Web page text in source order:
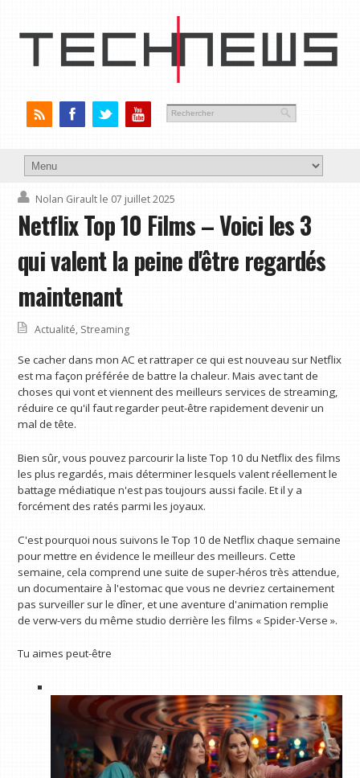
Nolan Girault le 07 juillet 2025
Netflix Top 10 Films – Voici les 3
qui valent la peine d'être regardés
maintenant
Actualité, Streaming
Se cacher dans mon AC et rattraper ce qui est nouveau sur Netflix
est ma façon préférée de battre la chaleur. Mais avec tant de
choses qui vont et viennent des meilleurs services de streaming,
réduire ce qu'il faut regarder peut-être rapidement devenir un
mal de tête.
Bien sûr, vous pouvez parcourir la liste Top 10 du Netflix des films
les plus regardés, mais déterminer lesquels valent réellement le
battage médiatique n'est pas toujours aussi facile. Et il y a
forcément des ratés parmi les joyaux.
C'est pourquoi nous suivons le Top 10 de Netflix chaque semaine
pour mettre en évidence le meilleur des meilleurs. Cette
semaine, cela comprend une suite de super-héros très attendue,
un documentaire à l'estomac que vous ne devriez certainement
pas surveiller sur le dîner, et une aventure d'animation remplie
de verw-vers du même studio derrière les films « Spider-Verse ».
Tu aimes peut-être